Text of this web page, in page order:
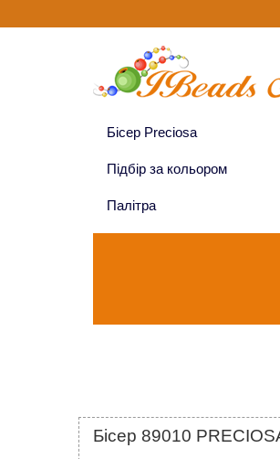
Бісер Preciosa
Підбір за кольором
Палітра
Бісер 89010